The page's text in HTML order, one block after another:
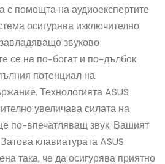
с помощта на аудиоекспертите
осигурява изключително
звуково
се на по-богат и по-дълбок
потенциал на
Технологията ASUS
увеличава силата на
по-впечатляващ звук. Вашият
клавиатурата ASUS
така, че да осигурява приятно